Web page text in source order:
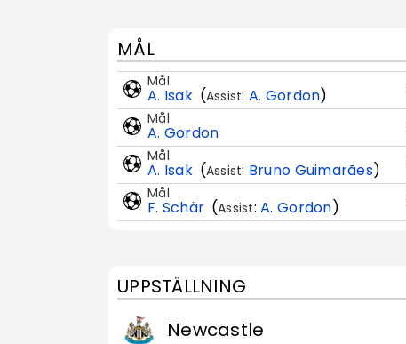
MÅL
Mål
A. Isak (Assist: A. Gordon)
Mål
A. Gordon
Mål
A. Isak (Assist: Bruno Guimarães)
Mål
F. Schär (Assist:A. Gordon)
UPPSTÄLLNING
Newcastle